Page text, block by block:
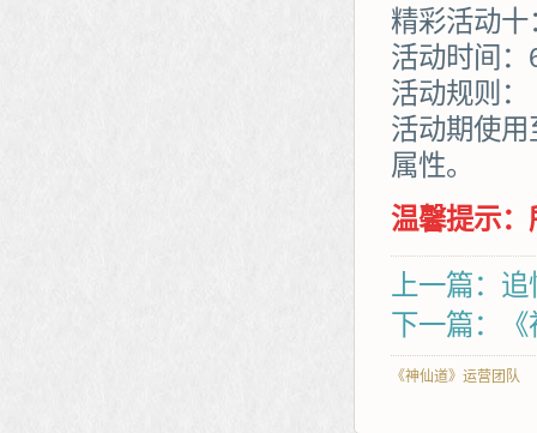
精彩活动
活动时间
活动规则：
活动期使
属性。
温馨提示
上一篇：
下一篇：
《神仙道》运营团队